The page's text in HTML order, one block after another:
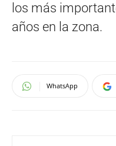
los más
años en la zona.
WhatsApp